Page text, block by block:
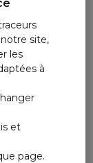
et
recyclée
site,
les
à
et
page.